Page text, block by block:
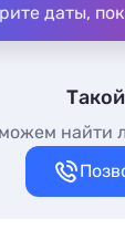
даты,
найти